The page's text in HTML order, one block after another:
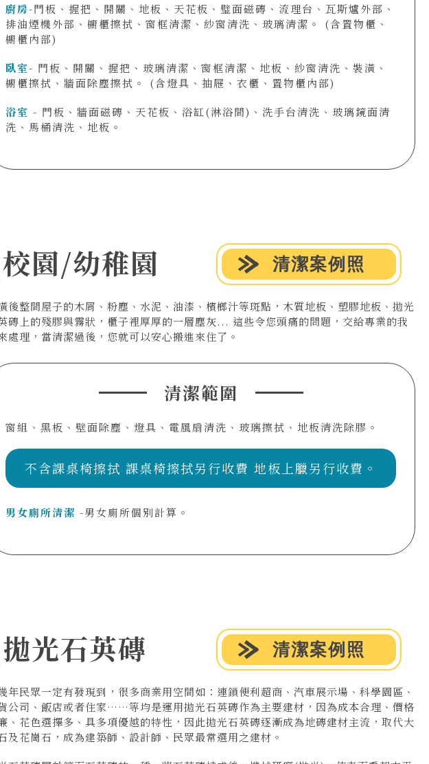
廚房-門板、握把、開關、地板、天花板、璧面磁磚、流理台、瓦斯爐外部、
排油煙機外部、櫥櫃擦拭、窗框清潔、紗窗清洗、玻璃清潔。 (含置物櫃、
櫥櫃內部)
臥室- 門板、開關、握把、玻璃清潔、窗框清潔、地板、紗窗清洗、裝潢、
櫥櫃擦拭、牆面除塵擦拭。 (含燈具、抽屜、衣櫃、置物櫃內部)
浴室 - 門板、牆面磁磚、天花板、浴缸(淋浴間)、洗手台清洗、玻璃鏡面清
洗、馬桶清洗、地板。
校園/幼稚園 清潔案例照
後整間屋子的木屑、粉塵、水泥、油漆、檳榔汁等斑點，木質地板、塑膠地板、拋光
磚上的殘膠與霧狀，櫃子裡厚厚的一層塵灰... 這些令您頭痛的問題，交給專業的我
處理，當清潔過後，您就可以安心搬進來住了。
清潔範圍
窗組、黑板、壁面除塵、燈具、電風扇清洗、玻璃擦拭、地板清洗除膠。
不含課桌椅擦拭 課桌椅擦拭另行收費 地板上臘另行收費。
男女廁所清潔 -男女廁所個別計算。
拋光石英磚 清潔案例照
年民眾一定有發現到，很多商業用空間如：連鎖便利超商、汽車展示場、科學園區、
公司、飯店或者住家……等均是運用拋光石英磚作為主要建材，因為成本合理、價格
、花色選擇多、具多項優越的特性，因此拋光石英磚逐漸成為地磚建材主流，取代大
及花崗石，成為建築師、設計師、民眾最常選用之建材。